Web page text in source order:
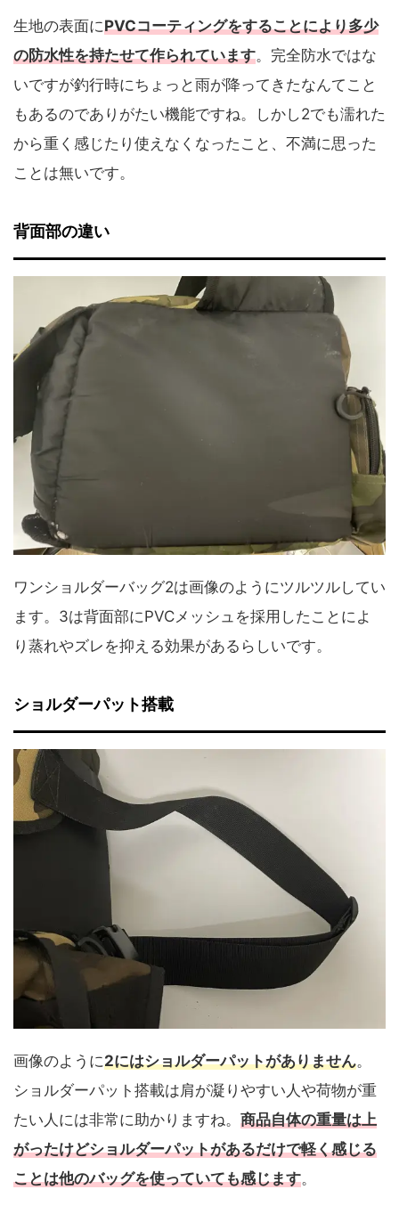
生地の表面にPVCコーティングをすることにより多少
の防水性を持たせて作られています。完全防水ではな
いですが釣行時にちょっと雨が降ってきたなんてこと
もあるのでありがたい機能ですね。しかし2でも濡れた
から重く感じたり使えなくなったこと、不満に思った
ことは無いです。
背面部の違い
ワンショルダーバッグ2は画像のようにツルツルしてい
ます。3は背面部にPVCメッシュを採用したことによ
り蒸れやズレを抑える効果があるらしいです。
ショルダーパット搭載
画像のように2にはショルダーパットがありません。
ショルダーパット搭載は肩が凝りやすい人や荷物が重
たい人には非常に助かりますね。 商品自体の重量は上
がったけどショルダーパットがあるだけで軽く感じる
ことは他のバッグを使っていても感じます。